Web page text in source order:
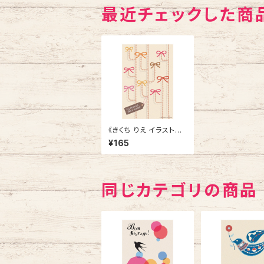
最近チェックした商
《きくち りえ イラストポ
ストカード》CK-9／
かぎ穴1
¥165
同じカテゴリの商品